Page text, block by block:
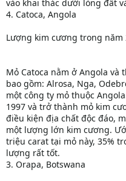
vào khai thác dưới lòng đất
4. Catoca, Angola
Lượng kim cương trong năm
Mỏ Catoca nằm ở Angola
bao gồm: Alrosa, Nga,
một công ty mỏ thuộc
1997 và trở thành mỏ kim
điều kiện địa chất độc đáo,
một lượng lớn kim cương.
triệu carat tại mỏ này, 35%
lượng rất tốt.
3. Orapa, Botswana